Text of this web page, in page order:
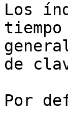
Los
de
Por